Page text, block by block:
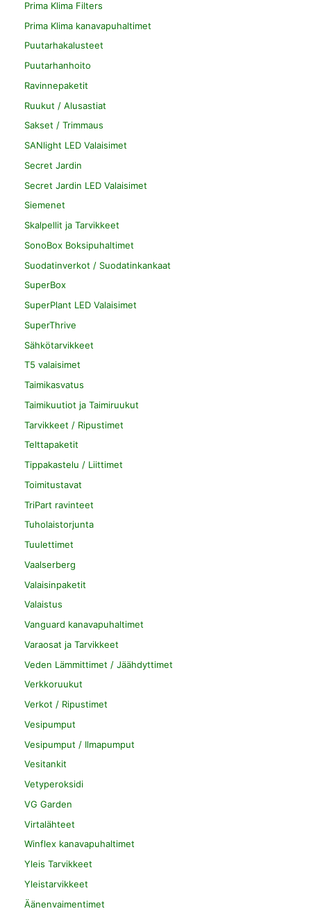
Prima Klima Filters
Prima Klima kanavapuhaltimet
Puutarhakalusteet
Puutarhanhoito
Ravinnepaketit
Ruukut / Alusastiat
Sakset / Trimmaus
SANlight LED Valaisimet
Secret Jardin
Secret Jardin LED Valaisimet
Siemenet
Skalpellit ja Tarvikkeet
SonoBox Boksipuhaltimet
Suodatinverkot / Suodatinkankaat
SuperBox
SuperPlant LED Valaisimet
SuperThrive
Sähkötarvikkeet
T5 valaisimet
Taimikasvatus
Taimikuutiot ja Taimiruukut
Tarvikkeet / Ripustimet
Telttapaketit
Tippakastelu / Liittimet
Toimitustavat
TriPart ravinteet
Tuholaistorjunta
Tuulettimet
Vaalserberg
Valaisinpaketit
Valaistus
Vanguard kanavapuhaltimet
Varaosat ja Tarvikkeet
Veden Lämmittimet / Jäähdyttimet
Verkkoruukut
Verkot / Ripustimet
Vesipumput
Vesipumput / Ilmapumput
Vesitankit
Vetyperoksidi
VG Garden
Virtalähteet
Winflex kanavapuhaltimet
Yleis Tarvikkeet
Yleistarvikkeet
Äänenvaimentimet